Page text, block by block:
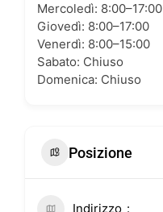
Mercoledì: 8:00–17:00
Giovedì: 8:00–17:00
Venerdì: 8:00–15:00
Sabato: Chiuso
Domenica: Chiuso
Posizione
Indirizzo